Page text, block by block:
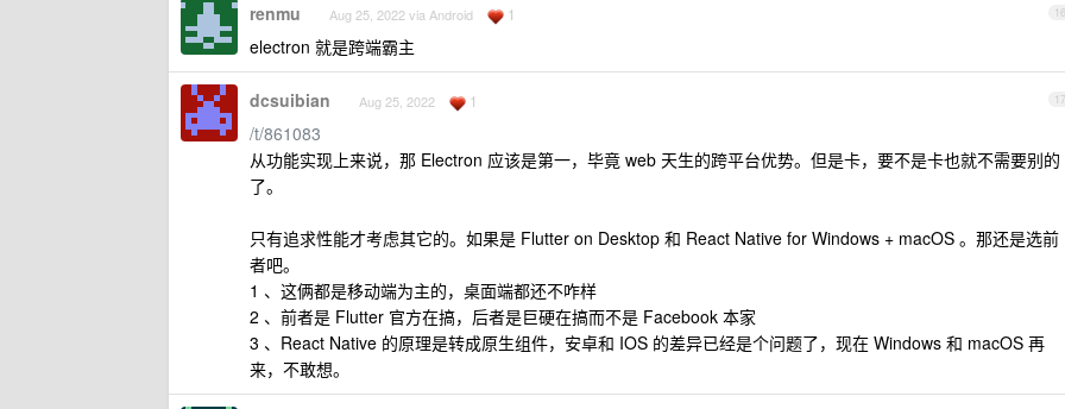
16
renmu Aug 25, 2022 via Android 1
electron 就是跨端霸主
17
dcsuibian Aug 25, 2022 1
/t/861083
从功能实现上来说，那 Electron 应该是第一，毕竟 web 天生的跨平台优势。但是卡，要不是卡也就不需要别的
了。
只有追求性能才考虑其它的。如果是 Flutter on Desktop 和 React Native for Windows + macOS 。那还是选前
者吧。
1 、这俩都是移动端为主的，桌面端都还不咋样
2 、前者是 Flutter 官方在搞，后者是巨硬在搞而不是 Facebook 本家
3 、React Native 的原理是转成原生组件，安卓和 IOS 的差异已经是个问题了，现在 Windows 和 macOS 再
来，不敢想。